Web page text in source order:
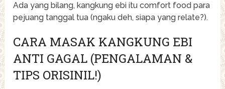
Ada yang bilang, kangkung ebi itu comfort food para
pejuang tanggal tua (ngaku deh, siapa yang relate?).
CARA MASAK KANGKUNG EBI
ANTI GAGAL (PENGALAMAN &
TIPS ORISINIL!)